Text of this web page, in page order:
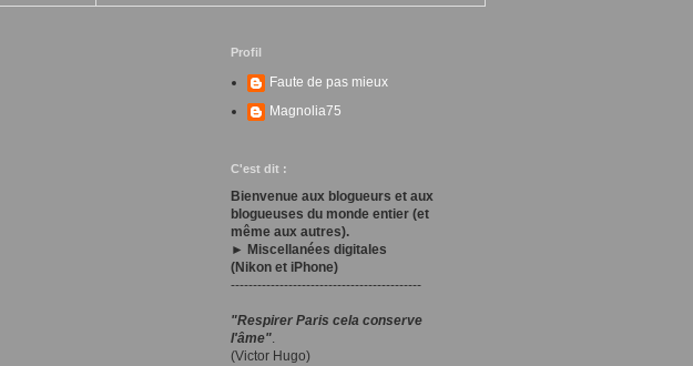
Profil
Faute de pas mieux
Magnolia75
C'est dit :
Bienvenue aux blogueurs et aux
blogueuses du monde entier (et
même aux autres).
► Miscellanées digitales
(Nikon et iPhone)
-------------------------------------------
"Respirer Paris cela conserve
l'âme".
(Victor Hugo)